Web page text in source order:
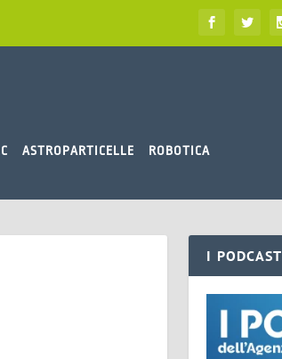
ASTROPARTICELLE ROBOTICA
I PODCAST